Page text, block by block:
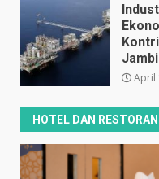
Jambi
April
HOTEL DAN RESTORAN